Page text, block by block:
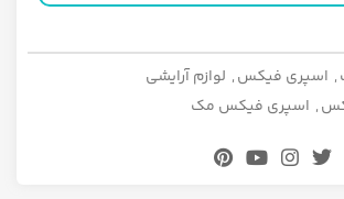
, اسپری فیکس, لوازم آرایشی
, اسپری فیکس مک